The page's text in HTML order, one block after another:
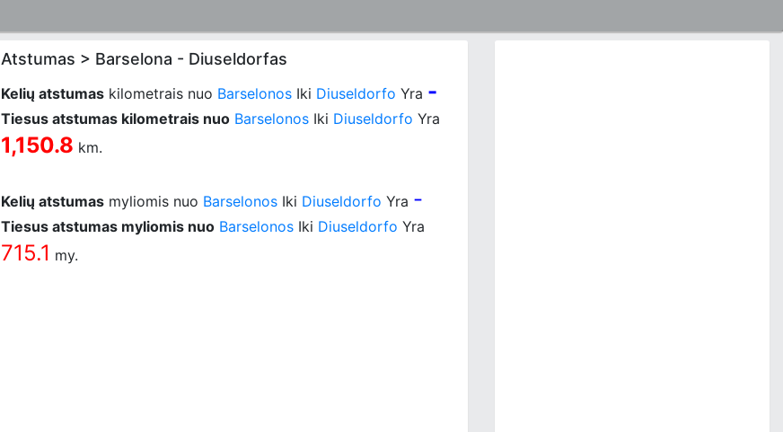
Atstumas > Barselona - Diuseldorfas
Kelių atstumas kilometrais nuo Barselonos Iki Diuseldorfo Yra -
Tiesus atstumas kilometrais nuo Barselonos Iki Diuseldorfo Yra
1,150.8 km.
Kelių atstumas myliomis nuo Barselonos Iki Diuseldorfo Yra -
Tiesus atstumas myliomis nuo Barselonos Iki Diuseldorfo Yra
715.1 my.